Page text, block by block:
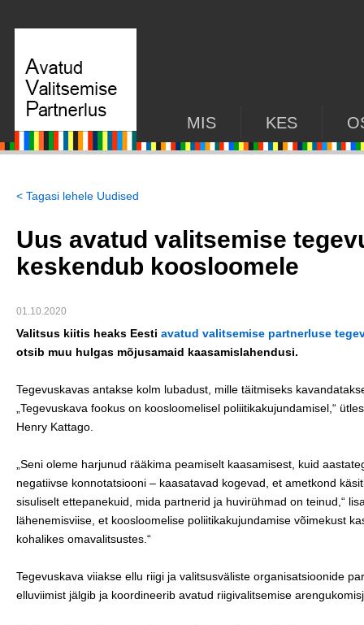
MIS KES
< Tagasi lehele Uudised
Uus avatud valitsemise
keskendub koosloomele
01.10.2020
Valitsus kiitis heaks Eesti avatud valitsemise partnerluse
otsib muu hulgas mõjusamaid kaasamislahendusi.
Tegevuskavas antakse kolm lubadust, mille täitmiseks
„Tegevuskava fookus on koosloomelisel poliitikakujundamisel,“
Henry Kattago.
„Seni oleme harjunud rääkima peamiselt kaasamisest, kuid
negatiivse konnotatsiooni – kaasatavad kogevad, et ametkond
sisuliselt ettepanekuid, mida partnerid ja huvirühmad on teinud,“
lähenemisviise, et koosloomelise poliitikakujundamise võimekust
kohalikes omavalitsustes.“
Tegevuskava viiakse ellu riigi ja valitsusväliste organisatsioonide
elluviimist jälgib ja koordineerib avatud riigivalitsemise